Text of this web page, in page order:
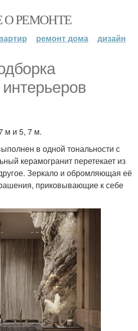
О РЕМОНТЕ
ремонт дома дизайн
м и 5, 7 м.
в одной тональности с
керамогранит перетекает из
Зеркало и обромляющая её
приковывающие к себе